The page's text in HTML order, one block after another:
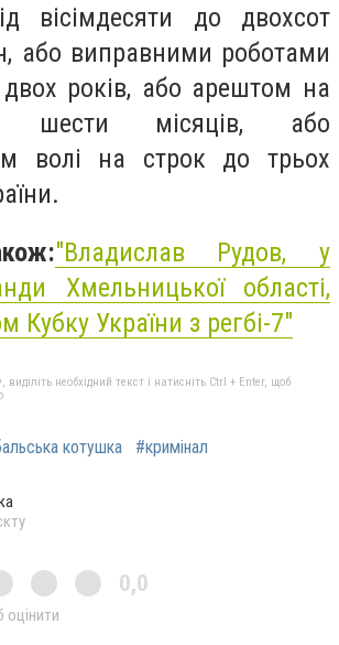
вісімдесяти до двохсот
або виправними роботами
років, або арештом на
шести місяців, або
волі на строк до трьох
"Владислав Рудов, у
Хмельницької області,
Кубку України з регбі-7"
необхідний текст і натисніть Ctrl + Enter, щоб
котушка #кримінал
0,0
оцінити